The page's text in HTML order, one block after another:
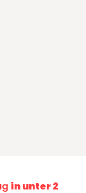
in unter 2